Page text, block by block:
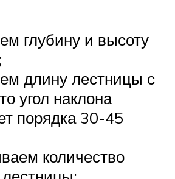
глубину и высоту
длину лестницы с
угол наклона
порядка 30-45
количество